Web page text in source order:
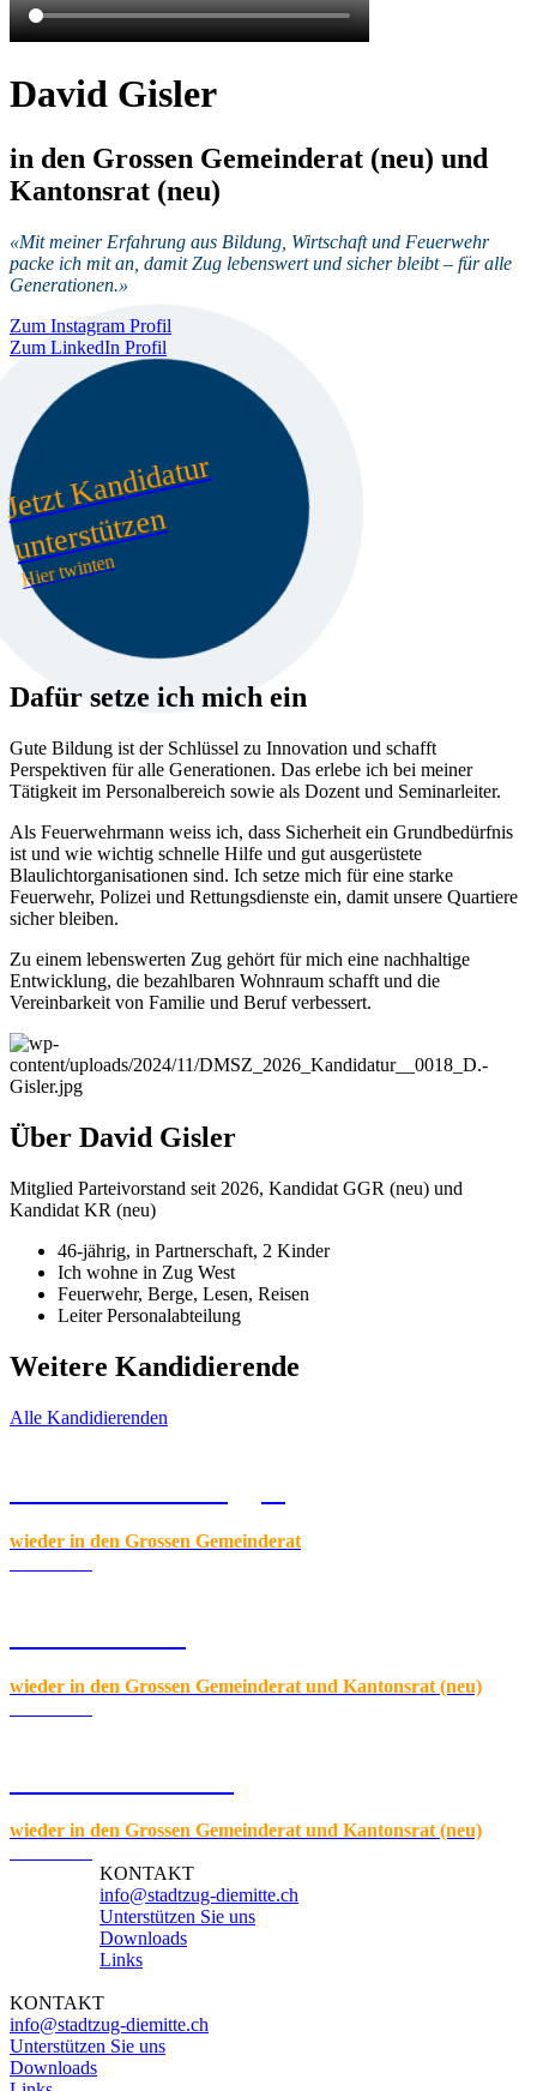
David Gisler
in den Grossen Gemeinderat (neu) und
Kantonsrat (neu)
«Mit meiner Erfahrung aus Bildung, Wirtschaft und Feuerwehr
packe ich mit an, damit Zug lebenswert und sicher bleibt – für alle
Generationen.»
Zum Instagram Profil
Zum LinkedIn Profil
J
et
zt
K
a
n
di
d
at
ur
u
nt
er
st
üt
z
e
n
Hier twinten
Dafür setze ich mich ein
Gute Bildung ist der Schlüssel zu Innovation und schafft
Perspektiven für alle Generationen. Das erlebe ich bei meiner
Tätigkeit im Personalbereich sowie als Dozent und Seminarleiter.
Als Feuerwehrmann weiss ich, dass Sicherheit ein Grundbedürfnis
ist und wie wichtig schnelle Hilfe und gut ausgerüstete
Blaulichtorganisationen sind. Ich setze mich für eine starke
Feuerwehr, Polizei und Rettungsdienste ein, damit unsere Quartiere
sicher bleiben.
Zu einem lebenswerten Zug gehört für mich eine nachhaltige
Entwicklung, die bezahlbaren Wohnraum schafft und die
Vereinbarkeit von Familie und Beruf verbessert.
Über David Gisler
Mitglied Parteivorstand seit 2026, Kandidat GGR (neu) und
Kandidat KR (neu)
46-jährig, in Partnerschaft, 2 Kinder
Ich wohne in Zug West
Feuerwehr, Berge, Lesen, Reisen
Leiter Personalabteilung
Weitere Kandidierende
Alle Kandidierenden
wieder in den Grossen Gemeinderat
wieder in den Grossen Gemeinderat und Kantonsrat (neu)
wieder in den Grossen Gemeinderat und Kantonsrat (neu)
KONTAKT
info@stadtzug-diemitte.ch
Unterstützen Sie uns
Downloads
Links
KONTAKT
info@stadtzug-diemitte.ch
Unterstützen Sie uns
Downloads